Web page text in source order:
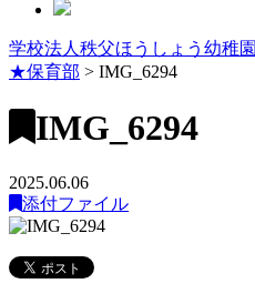
学校法人秩父ほうしょう幼稚園
★保育部 > IMG_6294
IMG_6294
2025.06.06
添付ファイル